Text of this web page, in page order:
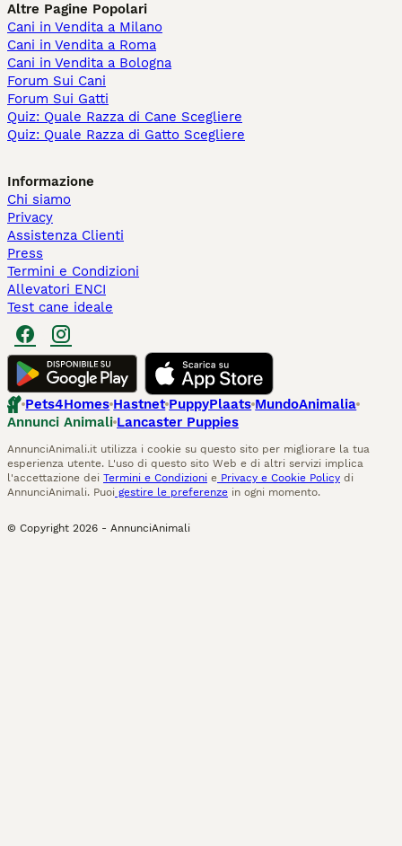
Altre Pagine Popolari
Cani in Vendita a Milano
Cani in Vendita a Roma
Cani in Vendita a Bologna
Forum Sui Cani
Forum Sui Gatti
Quiz: Quale Razza di Cane Scegliere
Quiz: Quale Razza di Gatto Scegliere
Informazione
Chi siamo
Privacy
Assistenza Clienti
Press
Termini e Condizioni
Allevatori ENCI
Test cane ideale
Pets4Homes Hastnet PuppyPlaats MundoAnimalia
Annunci Animali Lancaster Puppies
AnnunciAnimali.it utilizza i cookie su questo sito per migliorare la tua
esperienza utente. L'uso di questo sito Web e di altri servizi implica
l'accettazione dei Termini e Condizioni e Privacy e Cookie Policy di
AnnunciAnimali. Puoi gestire le preferenze in ogni momento.
© Copyright 2026 - AnnunciAnimali